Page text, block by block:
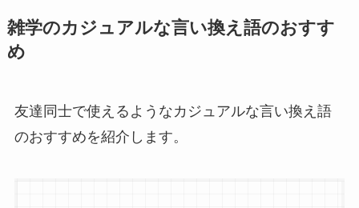
雑学のカジュアルな言い換え語のおすす
め
友達同士で使えるようなカジュアルな言い換え語
のおすすめを紹介します。